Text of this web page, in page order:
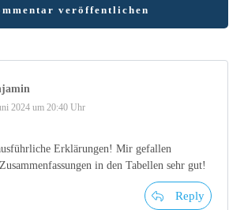
veröffentlichen
2024 um 20:40 Uhr
Erklärungen! Mir gefallen
in den Tabellen sehr gut!
Reply